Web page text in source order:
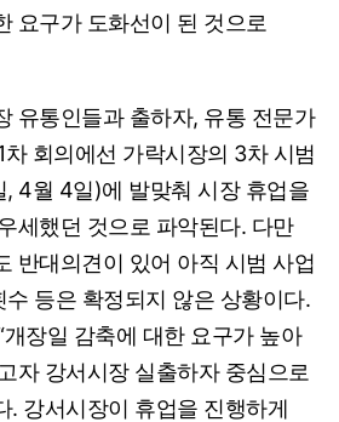
요구가 도화선이 된 것으로
유통인들과 출하자, 유통 전문가
회의에선 가락시장의 3차 시범
4월 4일)에 발맞춰 시장 휴업을
세했던 것으로 파악된다. 다만
반대의견이 있어 아직 시범 사업
등은 확정되지 않은 상황이다.
장일 감축에 대한 요구가 높아
자 강서시장 실출하자 중심으로
. 강서시장이 휴업을 진행하게